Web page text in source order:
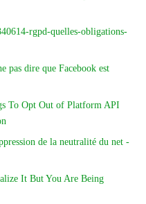
rgpd-quelles-obligations-
pas dire que Facebook est
To Opt Out of Platform API
de la neutralité du net -
It But You Are Being